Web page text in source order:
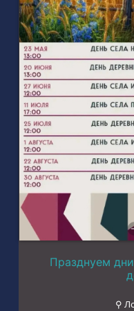
Празднуем
⚲